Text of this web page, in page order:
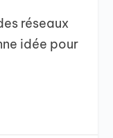
réseaux
idée pour